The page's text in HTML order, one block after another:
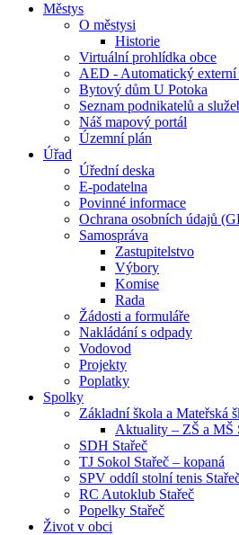
Městys
O městysi
Historie
Virtuální prohlídka obce
AED - Automatický
Bytový dům U Potoka
Seznam podnikatelů a
Náš mapový portál
Územní plán
Úřad
Úřední deska
E-podatelna
Povinné informace
Ochrana osobních údajů
Samospráva
Zastupitelstvo
Výbory
Komise
Rada
Žádosti a formuláře
Nakládání s odpady
Vodovod
Projekty
Poplatky
Spolky
Základní škola a Mateřská
Aktuality – ZŠ a MŠ
SDH Stařeč
TJ Sokol Stařeč – kopaná
SPV oddíl stolní tenis
RC Autoklub Stařeč
Popelky Stařeč
Život v obci